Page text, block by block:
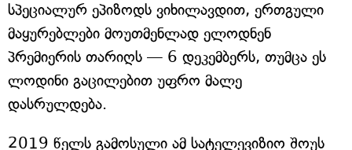
სპეციალურ ეპიზოდს ვიხილავდით, ერთგული
მაყურებლები მოუთმენლად ელოდნენ
პრემიერის თარიღს — 6 დეკემბერს, თუმცა ეს
ლოდინი გაცილებით უფრო მალე
დასრულდება.
2019 წელს გამოსული ამ სატელევიზიო შოუს